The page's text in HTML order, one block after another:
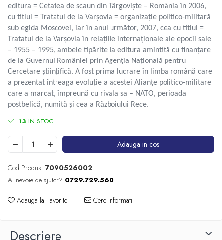
editura = Cetatea de scaun din Târgoviște – România în 2006,
cu titlul = Tratatul de la Varșovia = organizație politico-militară
sub egida Moscovei, iar în anul următor, 2007, cea cu titlul =
Tratatul de la Varșovia în relațiile internaționale ale epocii sale
– 1955 – 1995, ambele tipărite la editura amintită cu finanțare
de la Guvernul României prin Agenția Națională pentru
Cercetare științifică. A fost prima lucrare în limba română care
a prezentat întreaga evoluție a acestei Alianțe politico-militare
care a marcat, împreună cu rivala sa – NATO, perioada
postbelică, numită și cea a Războiului Rece.
13 IN STOC
Adauga in cos
Cod Produs: 7090526002
Ai nevoie de ajutor? 0729.729.560
Adauga la Favorite Cere informatii
Descriere